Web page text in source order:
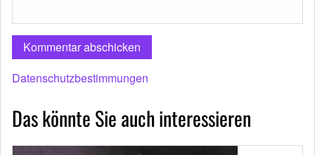
Datenschutzbestimmungen
Das könnte Sie auch interessieren